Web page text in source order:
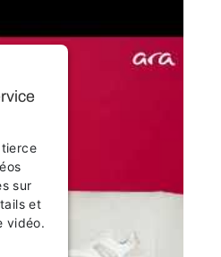
sur
et
vidéo.